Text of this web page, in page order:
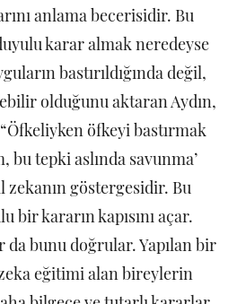
anlama becerisidir. Bu
karar almak neredeyse
bastırıldığında değil,
olduğunu aktaran Aydın,
öfkeyi bastırmak
bu tepki aslında savunma’
göstergesidir. Bu
bir kararın kapısını açar.
da bunu doğrular. Yapılan bir
eğitimi alan bireylerin